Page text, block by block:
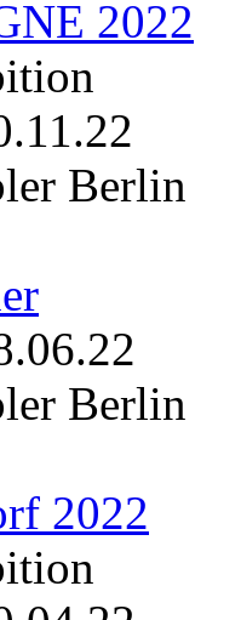
2022
Berlin
Berlin
2022